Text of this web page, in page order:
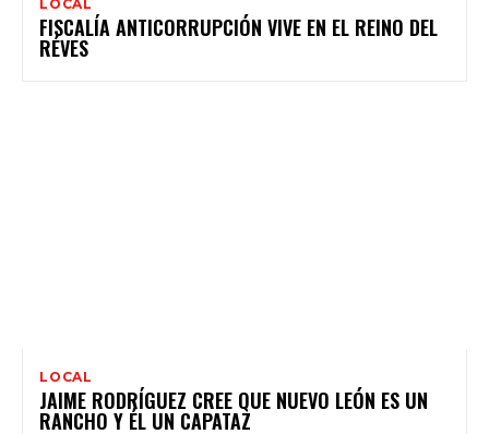
LOCAL
FISCALÍA ANTICORRUPCIÓN VIVE EN EL REINO DEL
RÉVES
LOCAL
JAIME RODRÍGUEZ CREE QUE NUEVO LEÓN ES UN
RANCHO Y ÉL UN CAPATAZ